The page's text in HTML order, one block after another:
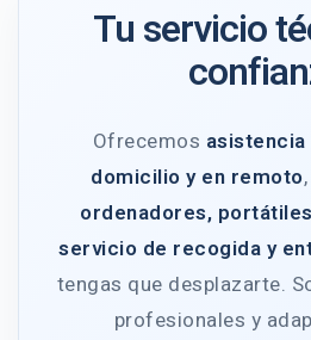
Tu servicio
Ofrecemos
domicilio y en remoto
ordenadores,
servicio de recogida y
tengas que desplazarte.
profesionales y